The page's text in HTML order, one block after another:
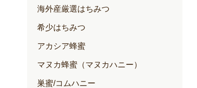
海外産厳選はちみつ
希少はちみつ
アカシア蜂蜜
マヌカ蜂蜜（マヌカハニー）
巣蜜/コムハニー